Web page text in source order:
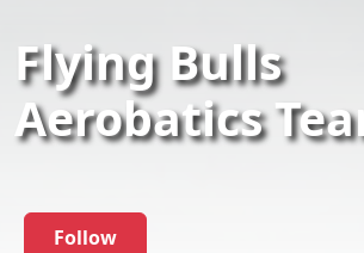
Flying Bulls
Aerobatics
Follow